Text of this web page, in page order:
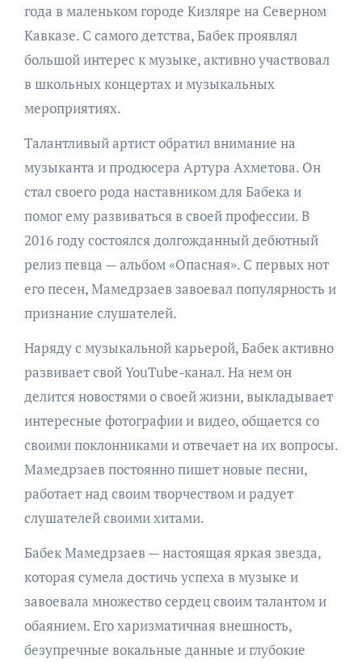
года в маленьком городе Кизляре на Северном
Кавказе. С самого детства, Бабек проявлял
большой интерес к музыке, активно участвовал
в школьных концертах и музыкальных
мероприятиях.
Талантливый артист обратил внимание на
музыканта и продюсера Артура Ахметова. Он
стал своего рода наставником для Бабека и
помог ему развиваться в своей профессии. В
2016 году состоялся долгожданный дебютный
релиз певца — альбом «Опасная». С первых нот
его песен, Мамедрзаев завоевал популярность и
признание слушателей.
Наряду с музыкальной карьерой, Бабек активно
развивает свой YouTube-канал. На нем он
делится новостями о своей жизни, выкладывает
интересные фотографии и видео, общается со
своими поклонниками и отвечает на их вопросы.
Мамедрзаев постоянно пишет новые песни,
работает над своим творчеством и радует
слушателей своими хитами.
Бабек Мамедрзаев — настоящая яркая звезда,
которая сумела достичь успеха в музыке и
завоевала множество сердец своим талантом и
обаянием. Его харизматичная внешность,
безупречные вокальные данные и глубокие